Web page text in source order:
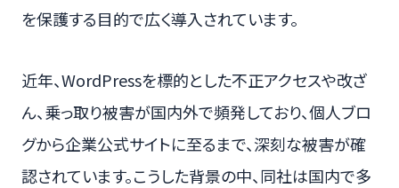
を保護する目的で広く導入されています。
近年、WordPressを標的とした不正アクセスや改ざ
ん、乗っ取り被害が国内外で頻発しており、個人ブロ
グから企業公式サイトに至るまで、深刻な被害が確
認されています。こうした背景の中、同社は国内で多